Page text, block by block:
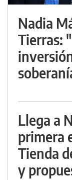
Nadia
Tierras:
Llega a
primera
Tienda
y